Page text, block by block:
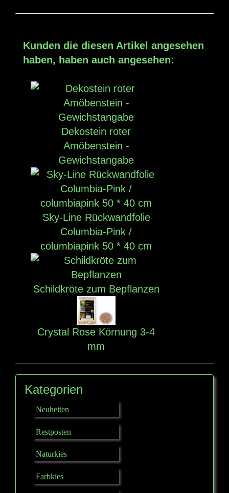
Kunden die diesen Artikel angesehen
haben, haben auch angesehen:
Dekostein roter
Amöbenstein -
Gewichstangabe
Sky-Line Rückwandfolie
Columbia-Pink /
columbiapink 50 * 40 cm
Schildkröte zum Bepflanzen
Crystal Rose Körnung 3-4
mm
Kategorien
Neuheiten
Restposten
Naturkies
Farbkies